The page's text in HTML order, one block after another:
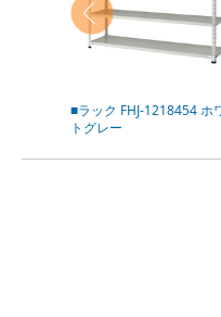
■ラック FHJ-1218454 ホ
トグレー